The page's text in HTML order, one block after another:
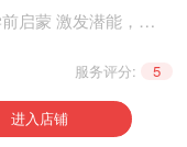
服务评分: 5
进入店铺